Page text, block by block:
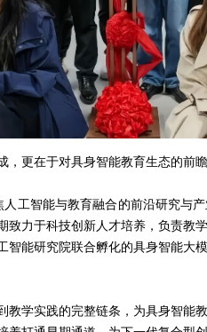
更在于对具身智能教育生态的前
工智能与教育融合的前沿研究与
力于科技创新人才培养，负责教
智能研究院联合孵化的具身智能大
教学实践的完整链条，为具身智能